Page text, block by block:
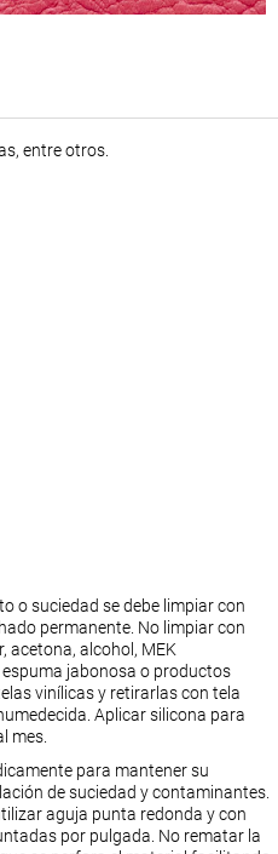
entre otros.
o suciedad se debe limpiar con
permanente. No limpiar con
acetona, alcohol, MEK
jabonosa o productos
vinílicas y retirarlas con tela
Aplicar silicona para
mes.
para mantener su
de suciedad y contaminantes.
aguja punta redonda y con
por pulgada. No rematar la